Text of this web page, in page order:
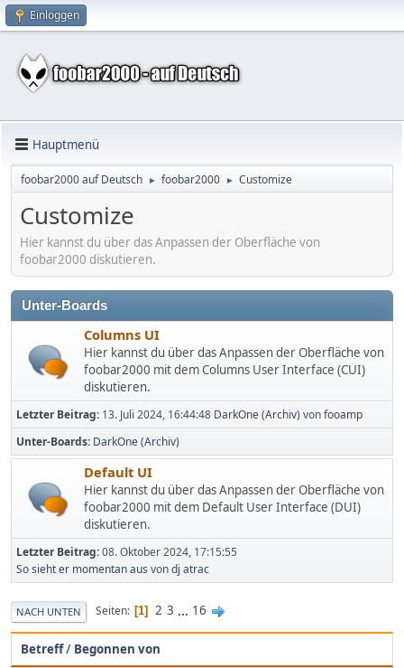
Einloggen
Hauptmenü
foobar2000 auf Deutsch ► foobar2000 ► Customize
Customize
Hier kannst du über das Anpassen der Oberfläche von
foobar2000 diskutieren.
Unter-Boards
Columns UI
Hier kannst du über das Anpassen der Oberfläche von
foobar2000 mit dem Columns User Interface (CUI)
diskutieren.
Letzter Beitrag: 13. Juli 2024, 16:44:48 DarkOne (Archiv) vonfooamp
Unter-Boards DarkOne (Archiv)
Default UI
Hier kannst du über das Anpassen der Oberfläche von
foobar2000 mit dem Default User Interface (DUI)
diskutieren.
Letzter Beitrag:08. Oktober 2024, 17:15:55
So sieht er momentan aus vondj atrac
NACH UNTEN Seiten 1 2 3 ... 16
Betreff/ Begonnen von